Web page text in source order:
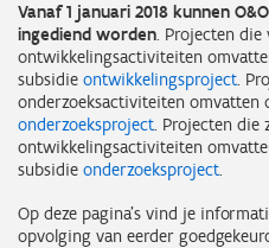
Vanaf 1 januari 2018 kunnen
ingediend worden. Projecten die
ontwikkelingsactiviteiten
subsidie ontwikkelingsproject.
onderzoeksactiviteiten omvatten
onderzoeksproject. Projecten die
ontwikkelingsactiviteiten
subsidie onderzoeksproject.
Op deze pagina's vind je
opvolging van eerder